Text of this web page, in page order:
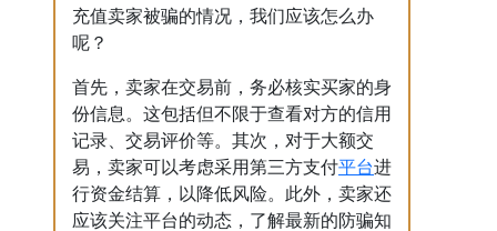
充值卖家被骗的情况，我们应该怎么办
呢？
首先，卖家在交易前，务必核实买家的身
份信息。这包括但不限于查看对方的信用
记录、交易评价等。其次，对于大额交
易，卖家可以考虑采用第三方支付平台进
行资金结算，以降低风险。此外，卖家还
应该关注平台的动态，了解最新的防骗知